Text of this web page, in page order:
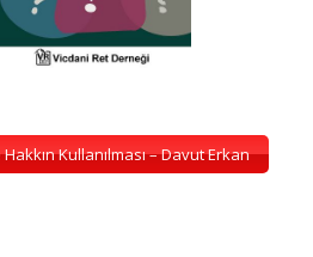
Kullanılması – Davut Erkan